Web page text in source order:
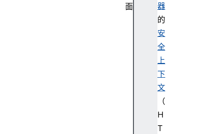
器
的
安
全
上
下
文
（
H
T
面